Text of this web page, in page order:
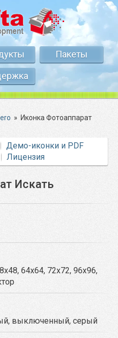
Пакеты
» Иконка Фотоаппарат
Демо-иконки и PDF
Лицензия
Искать
64x64, 72x72, 96x96,
выключенный, серый